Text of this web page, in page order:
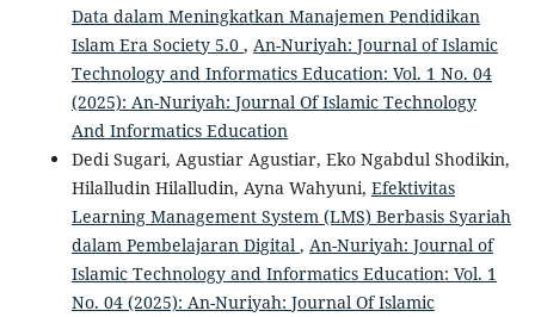
Data dalam Meningkatkan Manajemen Pendidikan
Islam Era Society 5.0 , An-Nuriyah: Journal of Islamic
Technology and Informatics Education: Vol. 1 No. 04
(2025): An-Nuriyah: Journal Of Islamic Technology
And Informatics Education
Dedi Sugari, Agustiar Agustiar, Eko Ngabdul Shodikin,
Hilalludin Hilalludin, Ayna Wahyuni, Efektivitas
Learning Management System (LMS) Berbasis Syariah
dalam Pembelajaran Digital , An-Nuriyah: Journal of
Islamic Technology and Informatics Education: Vol. 1
No. 04 (2025): An-Nuriyah: Journal Of Islamic